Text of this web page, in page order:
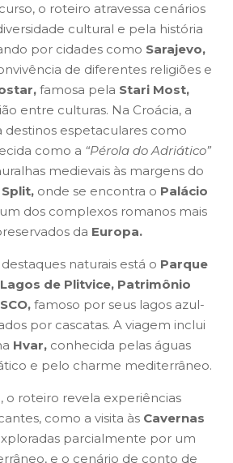
o roteiro atravessa cenários
cultural e pela história
por cidades como Sarajevo,
de diferentes religiões e
famosa pela Stari Most,
entre culturas. Na Croácia, a
destinos espetaculares como
como a “Pérola do Adriático”
medievais às margens do
Split,onde se encontra o Palácio
um dos complexos romanos mais
da Europa.
naturais está o Parque
de Plitvice, Patrimônio
famoso por seus lagos azul-
por cascatas. A viagem inclui
Hvar,conhecida pelas águas
e pelo charme mediterrâneo.
o roteiro revela experiências
como a visita às Cavernas
parcialmente por um
e o cenário de conto de